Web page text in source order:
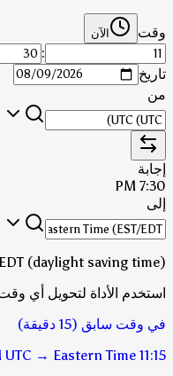
وقت الآن
:
تاريخ
من
إجابة
7:30 PM
إلى
EDT (daylight saving time)
استخدم الأداة لتحويل أي
في وقت سابق (15 دقيقة)
11:15 PM
UTC → Eastern Time